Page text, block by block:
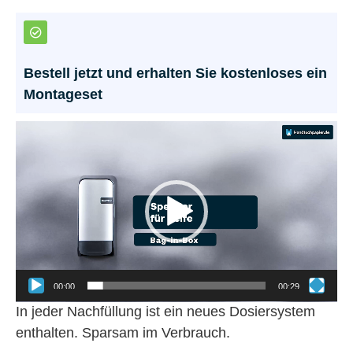
Bestell jetzt und erhalten Sie kostenloses ein
Montageset
00:00 00:29
In jeder Nachfüllung ist ein neues Dosiersystem
enthalten. Sparsam im Verbrauch.